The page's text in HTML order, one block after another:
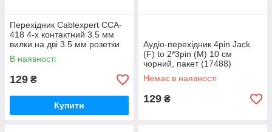
Перехідник Cablexpert CCA-
418 4-х контактний 3.5 мм
вилки на дві 3.5 мм розетки
(стерео аудіо + моно
мікрофон)
В наявності
129 ₴
Купити
Аудіо-перехідник 4pin Jack
(F) to 2*3pin (M) 10 см
чорний, пакет (17488)
Немає в наявності
129 ₴